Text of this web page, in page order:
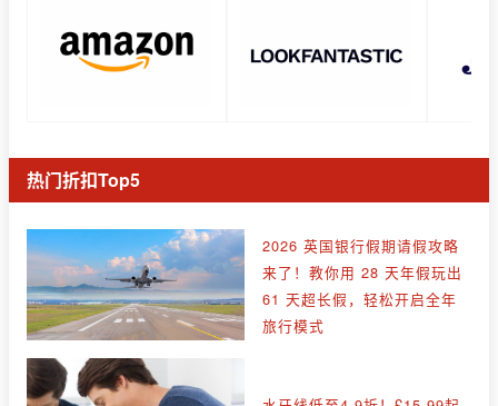
热门折扣Top5
2026 英国银行假期请假攻略
来了！教你用 28 天年假玩出
61 天超长假，轻松开启全年
旅行模式